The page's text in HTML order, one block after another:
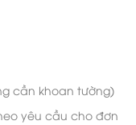
cần khoan tường)
yêu cầu cho đơn